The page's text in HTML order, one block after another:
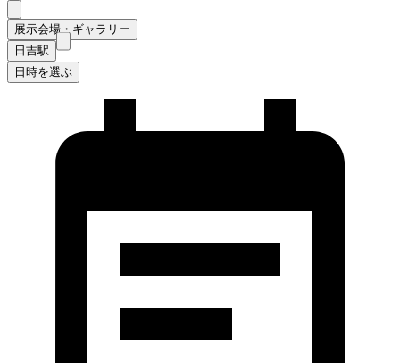
展示会場・ギャラリー
日吉駅
日時を選ぶ